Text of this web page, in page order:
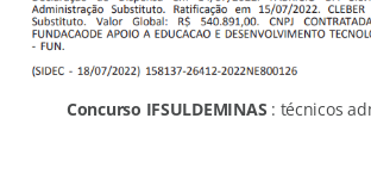
Concurso IFSULDEMINAS : técnicos